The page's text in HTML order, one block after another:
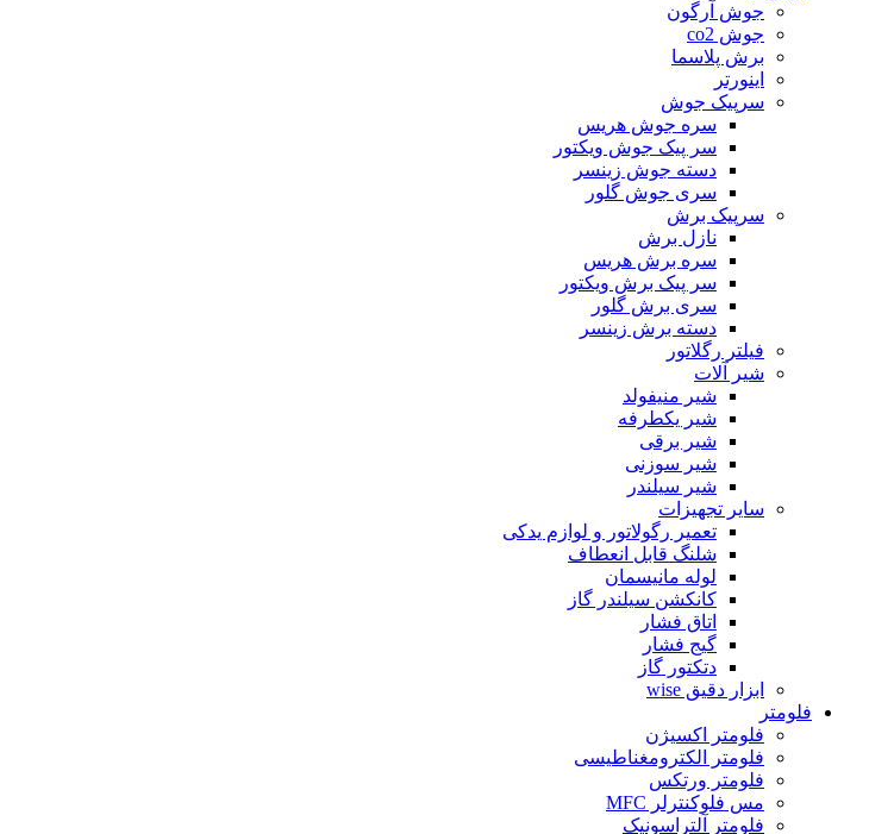
جوش آرگون
جوش co2
برش پلاسما
اینورتر
سرپیک جوش
سره جوش هریس
سر پیک جوش ویکتور
دسته جوش زینسر
سری جوش گلور
سرپیک برش
نازل برش
سره برش هریس
سر پیک برش ویکتور
سری برش گلور
دسته برش زینسر
فیلتر رگلاتور
شیر آلات
شیر منیفولد
شیر یکطرفه
شیر برقی
شیر سوزنی
شیر سیلندر
سایر تجهیزات
تعمیر رگولاتور و لوازم یدکی
شلنگ قابل انعطاف
لوله مانیسمان
کانکشن سیلندر گاز
اتاق فشار
گیج فشار
دتکتور گاز
ابزار دقیق wise
فلومتر
فلومتر اکسیژن
فلومتر الکترومغناطیسی
فلومتر ورتکس
مس فلوکنترلر MFC
فلومتر آلتراسونیک